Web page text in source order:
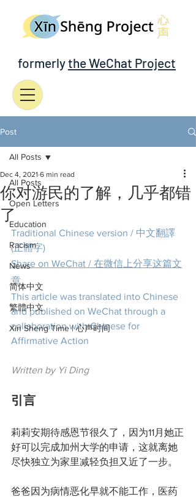
formerlythe WeChat Project
Post
All Posts
Open Letters
Education
Racism
News
简体中文
繁體中文
Xin Sheng Time | 心声时间
All Posts
你对游民的了解，几乎都错
了
Dec 4, 2021 6 min read
Traditional Chinese version / 中文翻譯
(正體字)
Share on WeChat / 在微信上分享这篇文
章
This article was translated into Chinese
and published on WeChat through a
collaboration with Chinese for
Affirmative Action
Written by Yi Ding
引言
莉莉安期待感恩节很久了，因为11月她正
好可以完成加州大学的申请，这就离她
尽快独立为家里减轻负担又近了一步。
爸爸因为病情恶化早就不能工作，医药